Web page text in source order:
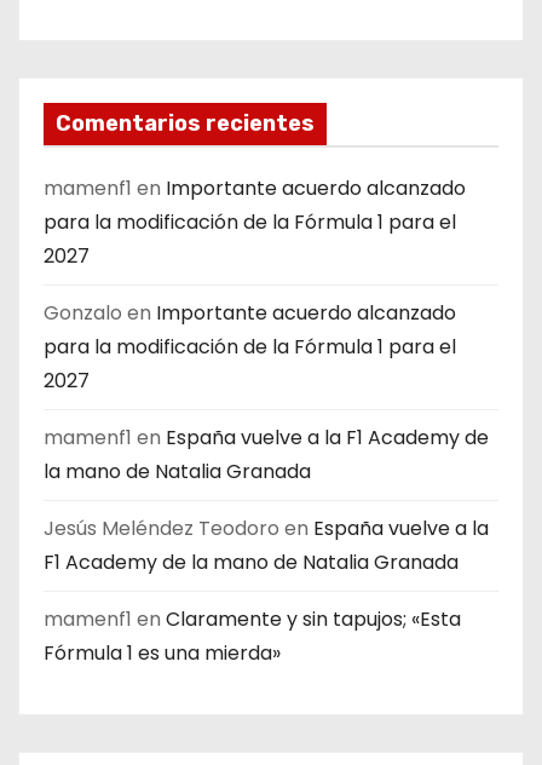
Comentarios recientes
mamenf1 en Importante acuerdo alcanzado
para la modificación de la Fórmula 1 para el
2027
Gonzalo en Importante acuerdo alcanzado
para la modificación de la Fórmula 1 para el
2027
mamenf1 en España vuelve a la F1 Academy de
la mano de Natalia Granada
Jesús Meléndez Teodoro en España vuelve a la
F1 Academy de la mano de Natalia Granada
mamenf1 en Claramente y sin tapujos; «Esta
Fórmula 1 es una mierda»